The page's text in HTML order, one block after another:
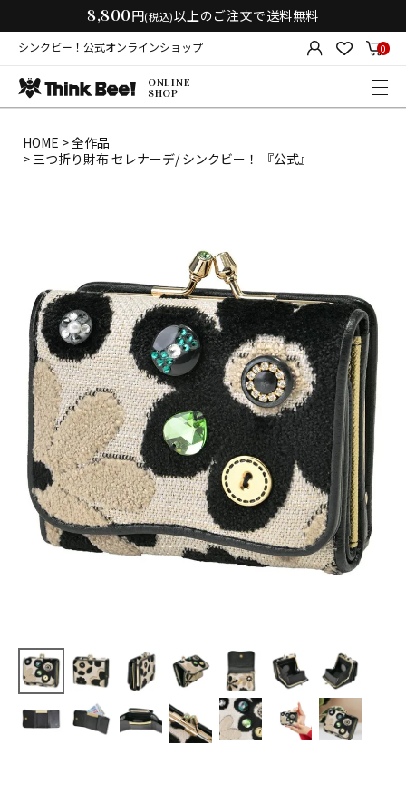
8,800円(税込)以上のご注文で送料無料
シンクビー！公式オンラインショップ 0
ONLINE
SHOP
HOME
全作品
三つ折り財布 セレナーデ/ シンクビー！ 『公式』